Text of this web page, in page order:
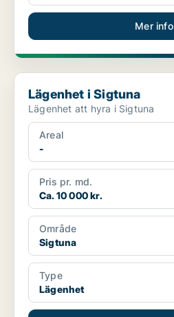
Mer info
Lägenhet i Sigtuna
Lägenhet i Sigtuna
Lägenhet att hyra i Sigtuna
Areal
-
Pris pr. md.
Ca. 10 000 kr.
Område
Sigtuna
Type
Lägenhet